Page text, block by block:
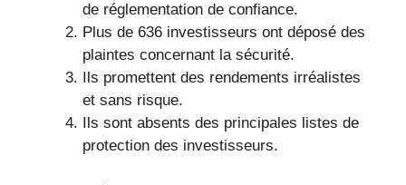
de réglementation de confiance.
Plus de 636 investisseurs ont déposé des
plaintes concernant la sécurité.
Ils promettent des rendements irréalistes
et sans risque.
Ils sont absents des principales listes de
protection des investisseurs.